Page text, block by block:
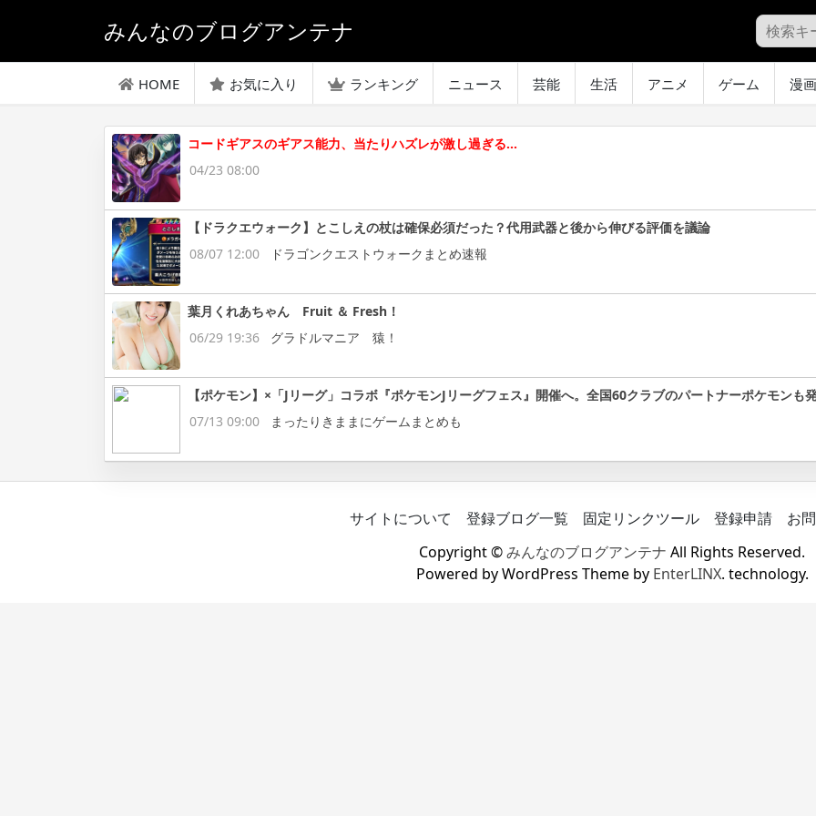
みんなのブログアンテナ
HOME お気に入り ランキング ニュース 芸能 生活 アニメ ゲーム 漫画
コードギアスのギアス能力、当たりハズレが激し過ぎる…
04/23 08:00
【ドラクエウォーク】とこしえの杖は確保必須だった？代用武器と後から伸びる評価を議論
08/07 12:00
ドラゴンクエストウォークまとめ速報
葉月くれあちゃん Fruit ＆ Fresh！
06/29 19:36
グラドルマニア 猿！
【ポケモン】×「Jリーグ」コラボ『ポケモンJリーグフェス』開催へ。全国60クラブのパートナーポケモンも
07/13 09:00
まったりきままにゲームまとめも
サイトについて 登録ブログ一覧 固定リンクツール 登録申請
お
Copyright ©みんなのブログアンテナ All Rights Reserved.
Powered by WordPress Theme by EnterLINX. technology.